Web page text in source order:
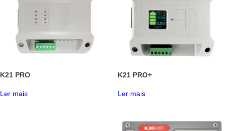
K21 PRO
Ler mais
K21 PRO+
Ler mais